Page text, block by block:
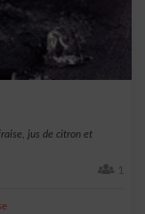
jus de citron et
1